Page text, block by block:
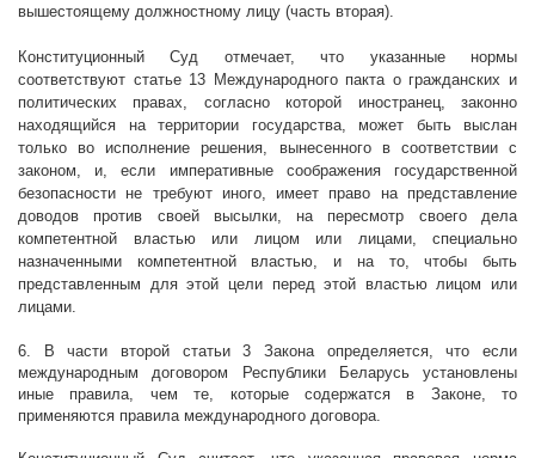
вышестоящему должностному лицу (часть вторая).
Конституционный Суд отмечает, что указанные нормы
соответствуют статье 13 Международного пакта о гражданских и
политических правах, согласно которой иностранец, законно
находящийся на территории государства, может быть выслан
только во исполнение решения, вынесенного в соответствии с
законом, и, если императивные соображения государственной
безопасности не требуют иного, имеет право на представление
доводов против своей высылки, на пересмотр своего дела
компетентной властью или лицом или лицами, специально
назначенными компетентной властью, и на то, чтобы быть
представленным для этой цели перед этой властью лицом или
лицами.
6. В части второй статьи 3 Закона определяется, что если
международным договором Республики Беларусь установлены
иные правила, чем те, которые содержатся в Законе, то
применяются правила международного договора.